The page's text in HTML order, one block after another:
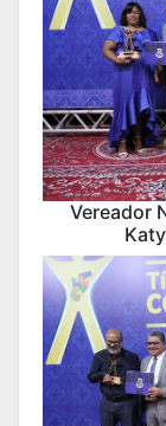
Vereador